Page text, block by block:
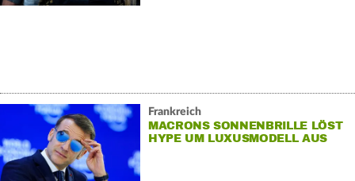
Frankreich
MACRONS SONNENBRILLE LÖST
HYPE UM LUXUSMODELL AUS